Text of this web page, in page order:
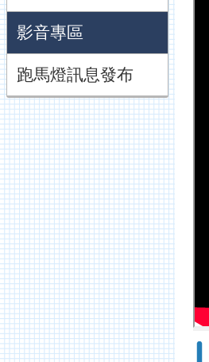
影音專區
跑馬燈訊息發布